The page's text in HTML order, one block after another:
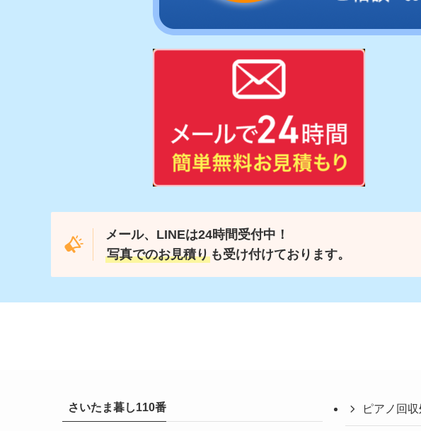
メール、LINEは24時間受付中！
写真でのお見積りも受け付けております。
さいたま暮し110番 ピアノ回